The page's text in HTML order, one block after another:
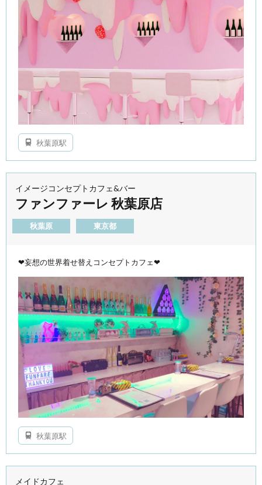
秋葉原駅
イメージコンセプトカフェ&バー
ファンファーレ 秋葉原店
秋葉原 東京都
❤︎妄想の世界着せ替えコンセプトカフェ❤︎
秋葉原駅
メイドカフェ